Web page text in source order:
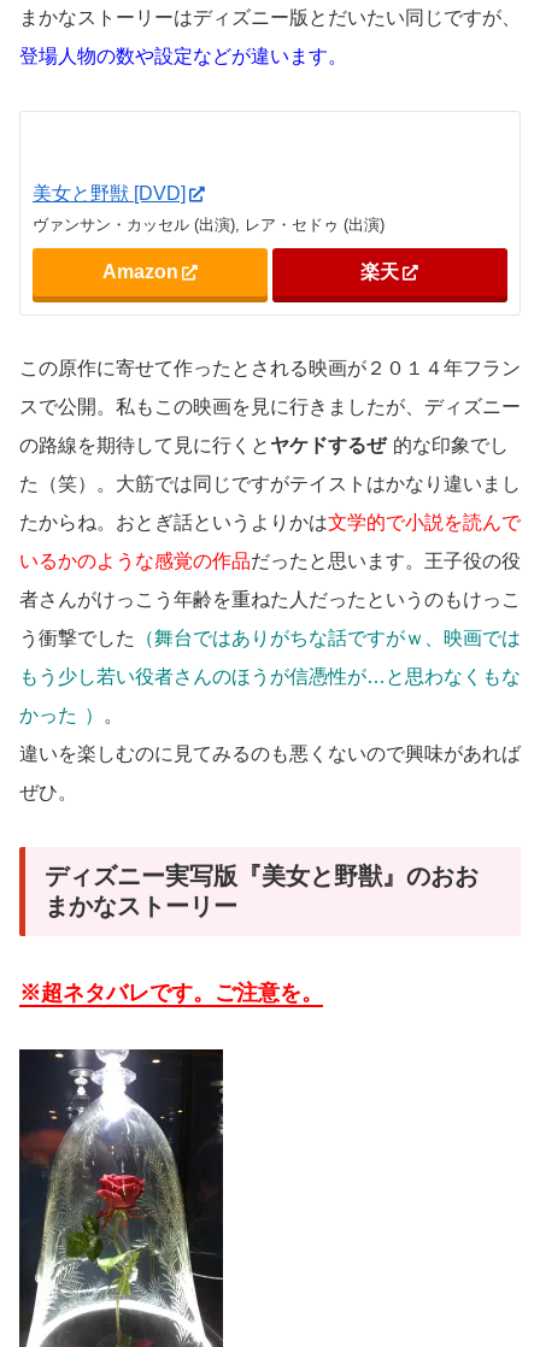
まかなストーリーはディズニー版とだいたい同じですが、
登場人物の数や設定などが違います。
美女と野獣 [DVD]
ヴァンサン・カッセル (出演), レア・セドゥ (出演)
Amazon 楽天
この原作に寄せて作ったとされる映画が２０１４年フラン
スで公開。私もこの映画を見に行きましたが、ディズニー
の路線を期待して見に行くと ヤケドするぜ 的な印象でし
た（笑）。大筋では同じですがテイストはかなり違いまし
たからね。おとぎ話というよりかは文学的で小説を読んで
いるかのような感覚の作品だったと思います。王子役の役
者さんがけっこう年齢を重ねた人だったというのもけっこ
う衝撃でした
（舞台ではありがちな話ですがｗ、映画では
もう少し若い役者さんのほうが信憑性が…と思わなくもな
かった ） 。
違いを楽しむのに見てみるのも悪くないので興味があれば
ぜひ。
ディズニー実写版『美女と野獣』のおお
まかなストーリー
※超ネタバレです。ご注意を。